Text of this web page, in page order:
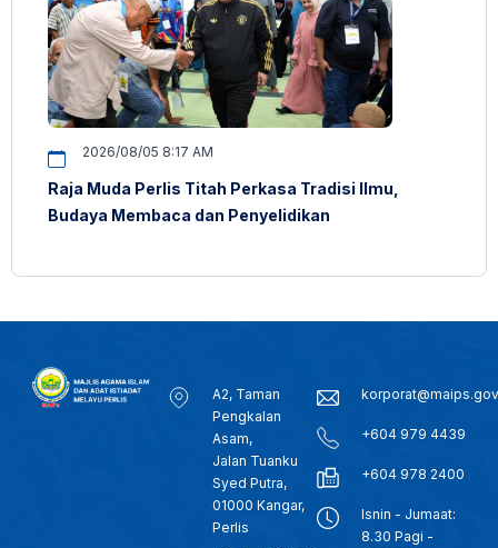
2026/08/05 8:17 AM
Raja Muda Perlis Titah Perkasa Tradisi Ilmu,
Budaya Membaca dan Penyelidikan
A2, Taman
Pengkalan
Asam,
Jalan Tuanku
Syed Putra,
01000 Kangar,
Perlis
+604 979 4439
+604 978 2400
Isnin - Jumaat:
8.30 Pagi -